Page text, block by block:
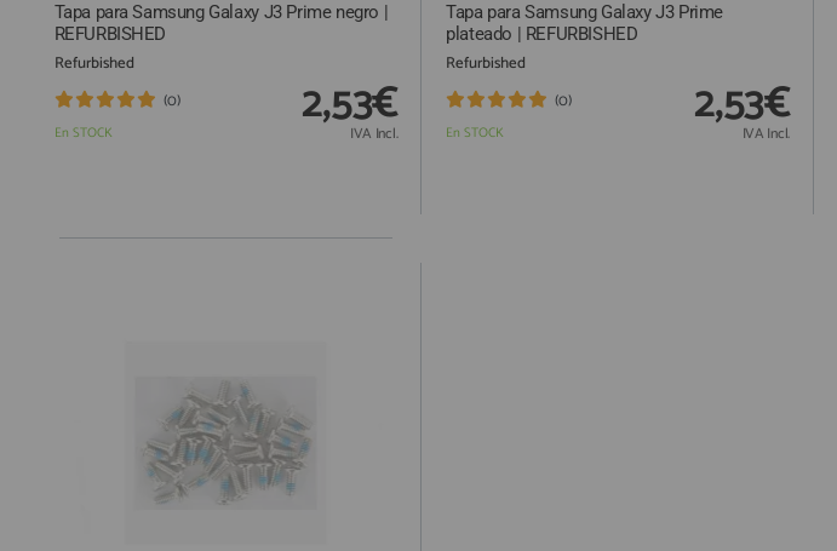
Tapa para Samsung Galaxy J3 Prime negro |
REFURBISHED
Refurbished
En STOCK
(0) 2,53€
IVA Incl.
Tapa para Samsung Galaxy J3 Prime
plateado | REFURBISHED
Refurbished
En STOCK
(0) 2,53€
IVA Incl.